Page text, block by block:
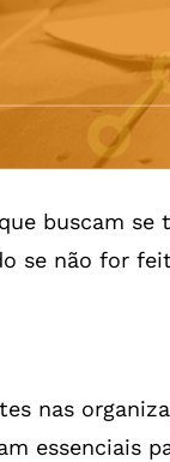
buscam se
se não for
nas
essenciais